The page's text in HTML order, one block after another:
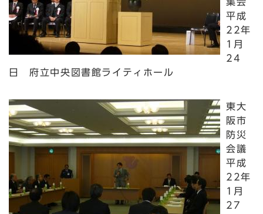
平成
22年
1月
24
日 府立中央図書館ライティホール
東大
阪市
防災
会議
平成
22年
1月
27